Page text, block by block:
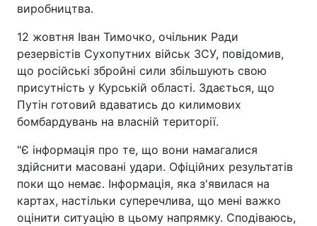
виробництва.
12 жовтня Іван Тимочко, очільник Ради
резервістів Сухопутних військ ЗСУ, повідомив,
що російські збройні сили збільшують свою
присутність у Курській області. Здається, що
Путін готовий вдаватись до килимових
бомбардувань на власній території.
"Є інформація про те, що вони намагалися
здійснити масовані удари. Офіційних результатів
поки що немає. Інформація, яка з'явилася на
картах, настільки суперечлива, що мені важко
оцінити ситуацію в цьому напрямку. Сподіваюсь,